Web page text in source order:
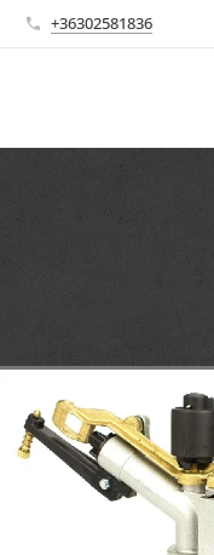
+36302581836